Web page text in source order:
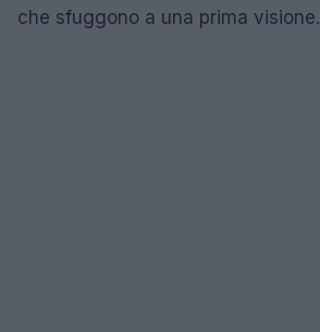
che sfuggono a una prima visione.